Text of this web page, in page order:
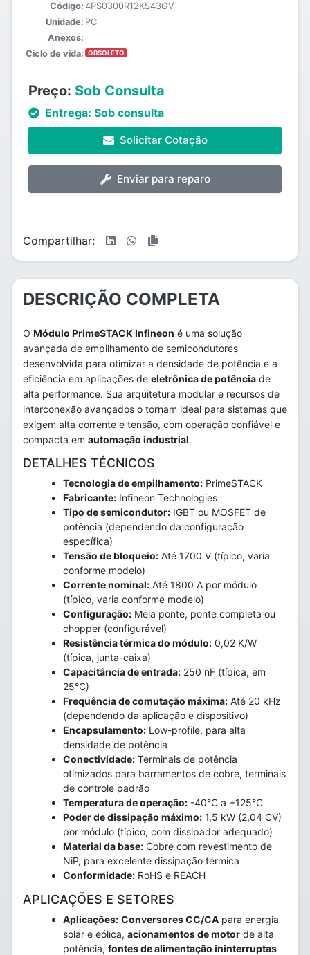
Código: 4PS0300R12KS43GV
Unidade: PC
Anexos:
Ciclo de vida:
OBSOLETO
Preço: Sob Consulta
Entrega: Sob consulta
Solicitar Cotação
Enviar para reparo
Compartilhar:
DESCRIÇÃO COMPLETA
O Módulo PrimeSTACK Infineon é uma solução
avançada de empilhamento de semicondutores
desenvolvida para otimizar a densidade de potência e a
eficiência em aplicações de eletrônica de potência de
alta performance. Sua arquitetura modular e recursos de
interconexão avançados o tornam ideal para sistemas que
exigem alta corrente e tensão, com operação confiável e
compacta em automação industrial.
DETALHES TÉCNICOS
Tecnologia de empilhamento: PrimeSTACK
Fabricante: Infineon Technologies
Tipo de semicondutor: IGBT ou MOSFET de
potência (dependendo da configuração
específica)
Tensão de bloqueio: Até 1700 V (típico, varia
conforme modelo)
Corrente nominal: Até 1800 A por módulo
(típico, varia conforme modelo)
Configuração: Meia ponte, ponte completa ou
chopper (configurável)
Resistência térmica do módulo: 0,02 K/W
(típica, junta-caixa)
Capacitância de entrada: 250 nF (típica, em
25°C)
Frequência de comutação máxima: Até 20 kHz
(dependendo da aplicação e dispositivo)
Encapsulamento: Low-profile, para alta
densidade de potência
Conectividade: Terminais de potência
otimizados para barramentos de cobre, terminais
de controle padrão
Temperatura de operação: -40°C a +125°C
Poder de dissipação máximo: 1,5 kW (2,04 CV)
por módulo (típico, com dissipador adequado)
Material da base: Cobre com revestimento de
NiP, para excelente dissipação térmica
Conformidade: RoHS e REACH
APLICAÇÕES E SETORES
Aplicações: Conversores CC/CA para energia
solar e eólica, acionamentos de motor de alta
potência, fontes de alimentação ininterruptas